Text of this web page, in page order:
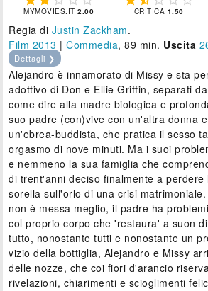
MYMOVIES.IT2.00 CRITICA 1.50
Regia di Justin Zackham.
Film 2013 |Commedia, 89 min. Uscita
Dettagli ❯
Alejandro è innamorato di Missy e sta
adottivo di Don e Ellie Griffin, separati
come dire alla madre biologica e
suo padre (con)vive con un'altra donna
un'ebrea-buddista, che pratica il sesso
orgasmo di nove minuti. Ma i suoi
e nemmeno la sua famiglia che
di trent'anni deciso finalmente a
sorella sull'orlo di una crisi
non è messa meglio, il padre ha
col proprio corpo che 'restaura' a suon
tutto, nonostante tutti e nonostante un
vizio della bottiglia, Alejandro e Missy
delle nozze, che coi fiori d'arancio
rivelazioni, chiarimenti e scioglimenti